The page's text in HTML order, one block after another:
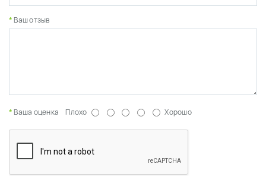
Ваш отзыв
Ваша оценка Плохо Хорошо